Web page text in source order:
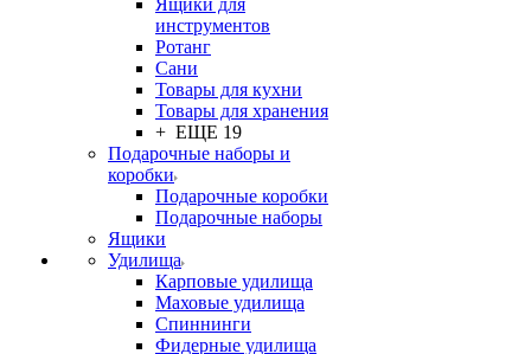
Ящики для
инструментов
Ротанг
Сани
Товары для кухни
Товары для хранения
+ ЕЩЕ 19
Подарочные наборы и
коробки
Подарочные коробки
Подарочные наборы
Ящики
Удилища
Карповые удилища
Маховые удилища
Спиннинги
Фидерные удилища